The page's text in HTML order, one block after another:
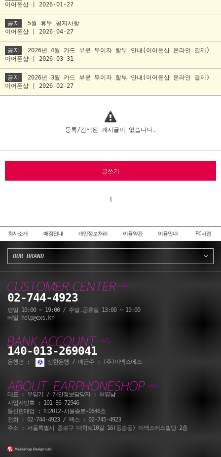
이어폰샵 | 2026-01-27
공지
5월 휴무 공지사항
이어폰샵 | 2026-04-27
공지
2026년 4월 카드 부분 무이자 할부 안내(이어폰샵 온라인 결제)
이어폰샵 | 2026-03-31
공지
2026년 3월 카드 부분 무이자 할부 안내(이어폰샵 온라인 결제)
이어폰샵 | 2026-02-27
등록/검색된 게시글이 없습니다.
글쓰기
1
회사소개 매장안내 개인정보처리 이용약관 이용안내 PC버전
OUR BRAND
02-744-4923
평일 10:00 ~ 19:00 / 주말,공휴일 13:00 ~ 19:00
메일 help@exs.kr
140-013-269041
은행명 : 신한은행 / 예금주 : (주)이엑스에스
대표 : 우양기 / 개인정보담당자 : 허영남
사업자번호 : 101-86-72946
통신판매업 : 제2012-서울종로-0646호
전화 :02-744-4923/ 팩스 : 02-745-4923
주소 : 서울특별시 종로구 대학로10길 16(동숭동) 이엑스에스빌딩 2층